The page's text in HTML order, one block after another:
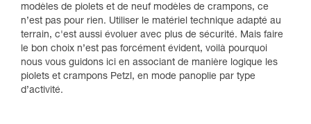
modèles de piolets et de neuf modèles de crampons, ce
n’est pas pour rien. Utiliser le matériel technique adapté au
terrain, c'est aussi évoluer avec plus de sécurité. Mais faire
le bon choix n’est pas forcément évident, voilà pourquoi
nous vous guidons ici en associant de manière logique les
piolets et crampons Petzl, en mode panoplie par type
d’activité.